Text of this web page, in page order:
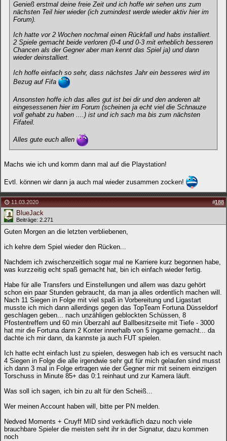
Genieß erstmal deine freie Zeit und ich hoffe wir sehen uns zum
nächsten Teil hier wieder (ich zumindest werde wieder aktiv hier im
Forum).
Ich hatte vor 2 Wochen nochmal einen Rückfall und habs installiert.
2 Spiele gemacht beide verloren (0-4 und 0-3 mit erheblich besseren
Chancen als der Gegner aber man kennt das Spiel ja) und dann
wieder deinstalliert.
Ich hoffe einfach so sehr, dass nächstes Jahr ein besseres wird im
Bezug auf Fifa
Ansonsten hoffe ich das alles gut ist bei dir und den anderen alt
eingesessenen hier im Forum (scheinen ja echt viel die Schnauze
voll gehabt zu haben ....) ist und ich sach ma bis zum nächsten
Fifateil.
Alles gute euch allen
Machs wie ich und komm dann mal auf die Playstation!
Evtl. können wir dann ja auch mal wieder zusammen zocken!
11.03.2020 #188
BlueJack
Beiträge: 2.271
Guten Morgen an die letzten verbliebenen,
ich kehre dem Spiel wieder den Rücken...
Nachdem ich zwischenzeitlich sogar mal ne Karriere kurz begonnen habe,
was kurzzeitig echt spaß gemacht hat, bin ich einfach wieder fertig.
Habe für alle Transfers und Einstellungen und allem was dazu gehört
schon ein paar Stunden gebraucht, da man ja alles ordentlich machen will.
Nach 11 Siegen in Folge mit viel spaß in Vorbereitung und Ligastart
musste ich mich dann allerdings gegen das TopTeam Fortuna Düsseldorf
geschlagen geben... nach unzähligen geblockten Schüssen, 8
Pfostentreffern und 60 min Überzahl auf Ballbesitzseite mit Tiefe - 3000
hat mir die Fortuna dann 2 Konter innerhalb von 5 ingame gemacht... da
dachte ich mir dann, da kannste ja auch FUT spielen.
Ich hatte echt einfach lust zu spielen, deswegen hab ich es versucht nach
4 Siegen in Folge die alle irgendwie sehr gut für mich gelaufen sind musst
ich dann 3 mal in Folge ertragen wie der Gegner mir mit seinem einzigen
Torschuss in Minute 85+ das 0:1 reinhaut und zur Kamera läuft.
Was soll ich sagen, ich bin zu alt für den Scheiß...
Wer meinen Account haben will, bitte per PN melden.
Nedved Moments + Cruyff MID sind verkäuflich dazu noch viele
brauchbare Spieler die meisten seht ihr in der Signatur, dazu kommen
noch